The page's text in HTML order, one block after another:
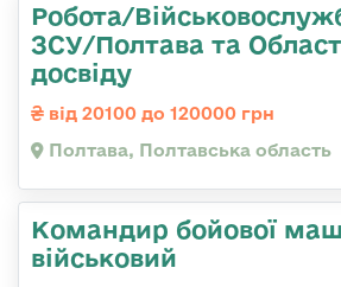
Робота/
ЗСУ/Полтава та
досвіду
від 20100 до 120000 грн
Полтава, Полтавська область
Командиp бойової
військовий